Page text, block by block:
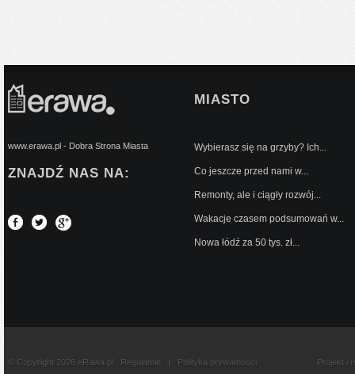
www.erawa.pl - Dobra Strona Miasta
ZNAJDŹ NAS NA:
MIASTO
Wybierasz się na grzyby? Ich...
Co jeszcze przed nami w...
Remonty, ale i ciągły rozwój...
Wakacje czasem podsumowań w...
Nowa łódź za 50 tys. zł...
© Copyright 2026 eRawa.pl Regulamin | Polityka prywatnosci Projekt i